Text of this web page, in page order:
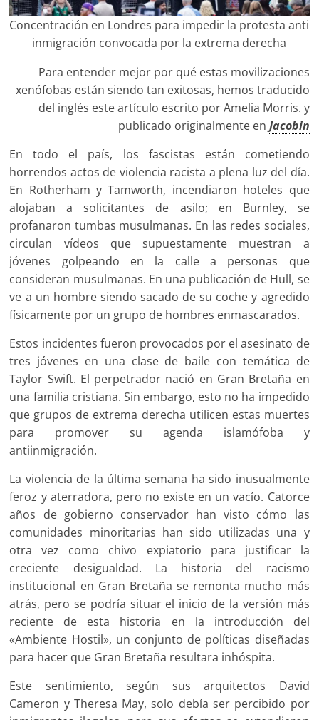
Concentración en Londres para impedir la protesta anti
inmigración convocada por la extrema derecha
Para entender mejor por qué estas movilizaciones
xenófobas están siendo tan exitosas, hemos traducido
del inglés este artículo escrito por Amelia Morris. y
publicado originalmente en Jacobin
En todo el país, los fascistas están cometiendo
horrendos actos de violencia racista a plena luz del día.
En Rotherham y Tamworth, incendiaron hoteles que
alojaban a solicitantes de asilo; en Burnley, se
profanaron tumbas musulmanas. En las redes sociales,
circulan vídeos que supuestamente muestran a
jóvenes golpeando en la calle a personas que
consideran musulmanas. En una publicación de Hull, se
ve a un hombre siendo sacado de su coche y agredido
físicamente por un grupo de hombres enmascarados.
Estos incidentes fueron provocados por el asesinato de
tres jóvenes en una clase de baile con temática de
Taylor Swift. El perpetrador nació en Gran Bretaña en
una familia cristiana. Sin embargo, esto no ha impedido
que grupos de extrema derecha utilicen estas muertes
para promover su agenda islamófoba y
antiinmigración.
La violencia de la última semana ha sido inusualmente
feroz y aterradora, pero no existe en un vacío. Catorce
años de gobierno conservador han visto cómo las
comunidades minoritarias han sido utilizadas una y
otra vez como chivo expiatorio para justificar la
creciente desigualdad. La historia del racismo
institucional en Gran Bretaña se remonta mucho más
atrás, pero se podría situar el inicio de la versión más
reciente de esta historia en la introducción del
«Ambiente Hostil», un conjunto de políticas diseñadas
para hacer que Gran Bretaña resultara inhóspita.
Este sentimiento, según sus arquitectos David
Cameron y Theresa May, solo debía ser percibido por